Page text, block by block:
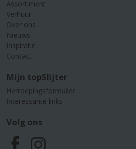
Assortiment
Verhuur
Over ons
Nieuws
Inspiratie
Contact
Mijn topSlijter
Herroepingsformulier
Interessante links
Volg ons
F I